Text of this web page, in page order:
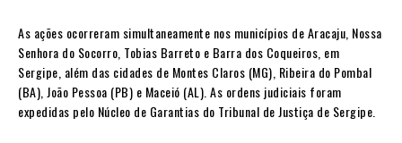
As ações ocorreram simultaneamente nos municípios de Aracaju, Nossa
Senhora do Socorro, Tobias Barreto e Barra dos Coqueiros, em
Sergipe, além das cidades de Montes Claros (MG), Ribeira do Pombal
(BA), João Pessoa (PB) e Maceió (AL). As ordens judiciais foram
expedidas pelo Núcleo de Garantias do Tribunal de Justiça de Sergipe.